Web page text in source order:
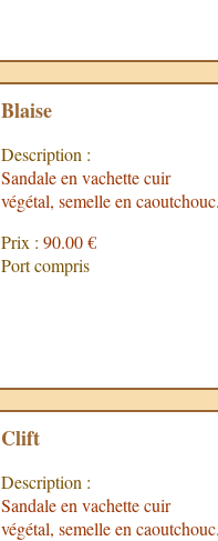
Blaise
Description :
Sandale en vachette cuir
végétal, semelle en
Prix : 90.00 €
Port compris
Clift
Description :
Sandale en vachette cuir
végétal, semelle en